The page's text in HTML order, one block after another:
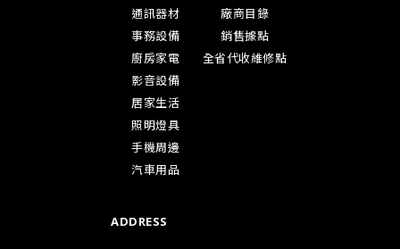
通訊器材
事務設備
廚房家電
影音設備
居家生活
照明燈具
手機周邊
汽車用品
廠商目錄
銷售據點
全省代收維修點
ADDRESS